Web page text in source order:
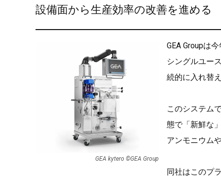
設備面から生産効率の改善を進める
GEA kytero ©︎GEA Group
GEA Groupは
シングルユー
続的に入れ替
このシステム
態で「新鮮な
アンモニウム
同社はこのプ